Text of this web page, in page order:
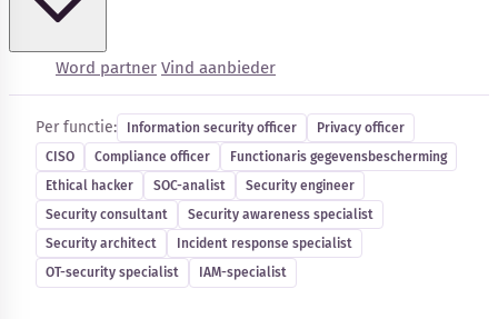
Word partner Vind aanbieder
Kennisbank
Blog
Bedrijfsupdates
Cybersecurity-vacatures
Per functie: Information security officer
Privacy officer
CISO
Compliance officer
Functionaris gegevensbescherming
Ethical hacker
SOC-analist
Security engineer
Security consultant
Security awareness specialist
Security architect
Incident response specialist
OT-security specialist
IAM-specialist